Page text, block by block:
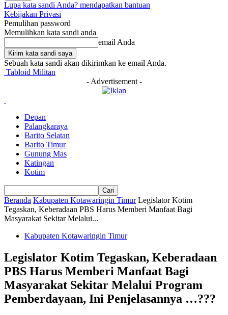
Lupa kata sandi Anda? mendapatkan bantuan
Kebijakan Privasi
Pemulihan password
Memulihkan kata sandi anda
email Anda
Sebuah kata sandi akan dikirimkan ke email Anda.
Tabloid Militan
- Advertisement -
Depan
Palangkaraya
Barito Selatan
Barito Timur
Gunung Mas
Katingan
Kotim
Beranda Kabupaten Kotawaringin Timur Legislator Kotim
Tegaskan, Keberadaan PBS Harus Memberi Manfaat Bagi
Masyarakat Sekitar Melalui...
Kabupaten Kotawaringin Timur
Legislator Kotim Tegaskan, Keberadaan
PBS Harus Memberi Manfaat Bagi
Masyarakat Sekitar Melalui Program
Pemberdayaan, Ini Penjelasannya …???